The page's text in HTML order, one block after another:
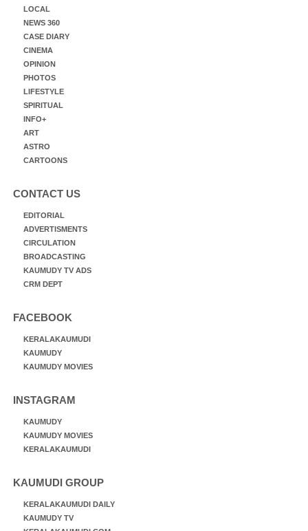
LOCAL
NEWS 360
CASE DIARY
CINEMA
OPINION
PHOTOS
LIFESTYLE
SPIRITUAL
INFO+
ART
ASTRO
CARTOONS
CONTACT US
EDITORIAL
ADVERTISMENTS
CIRCULATION
BROADCASTING
KAUMUDY TV ADS
CRM DEPT
FACEBOOK
KERALAKAUMUDI
KAUMUDY
KAUMUDY MOVIES
INSTAGRAM
KAUMUDY
KAUMUDY MOVIES
KERALAKAUMUDI
KAUMUDI GROUP
KERALAKAUMUDI DAILY
KAUMUDY TV